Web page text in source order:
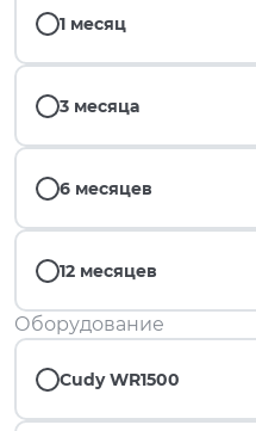
1 месяц
3 месяца
6 месяцев
12 месяцев
Оборудование
Cudy WR1500